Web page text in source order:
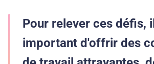
Pour relever ces défis,
important d'offrir des